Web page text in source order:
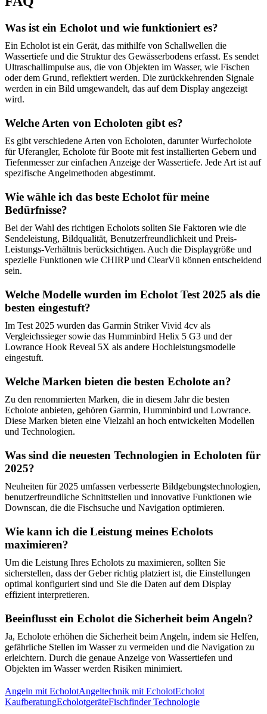
Was ist ein Echolot und wie funktioniert es?
Ein Echolot ist ein Gerät, das mithilfe von Schallwellen die
Wassertiefe und die Struktur des Gewässerbodens erfasst. Es sendet
Ultraschallimpulse aus, die von Objekten im Wasser, wie Fischen
oder dem Grund, reflektiert werden. Die zurückkehrenden Signale
werden in ein Bild umgewandelt, das auf dem Display angezeigt
wird.
Welche Arten von Echoloten gibt es?
Es gibt verschiedene Arten von Echoloten, darunter Wurfecholote
für Uferangler, Echolote für Boote mit fest installierten Gebern und
Tiefenmesser zur einfachen Anzeige der Wassertiefe. Jede Art ist auf
spezifische Angelmethoden abgestimmt.
Wie wähle ich das beste Echolot für meine
Bedürfnisse?
Bei der Wahl des richtigen Echolots sollten Sie Faktoren wie die
Sendeleistung, Bildqualität, Benutzerfreundlichkeit und Preis-
Leistungs-Verhältnis berücksichtigen. Auch die Displaygröße und
spezielle Funktionen wie CHIRP und ClearVü können entscheidend
sein.
Welche Modelle wurden im Echolot Test 2025 als die
besten eingestuft?
Im Test 2025 wurden das Garmin Striker Vivid 4cv als
Vergleichssieger sowie das Humminbird Helix 5 G3 und der
Lowrance Hook Reveal 5X als andere Hochleistungsmodelle
eingestuft.
Welche Marken bieten die besten Echolote an?
Zu den renommierten Marken, die in diesem Jahr die besten
Echolote anbieten, gehören Garmin, Humminbird und Lowrance.
Diese Marken bieten eine Vielzahl an hoch entwickelten Modellen
und Technologien.
Was sind die neuesten Technologien in Echoloten für
2025?
Neuheiten für 2025 umfassen verbesserte Bildgebungstechnologien,
benutzerfreundliche Schnittstellen und innovative Funktionen wie
Downscan, die die Fischsuche und Navigation optimieren.
Wie kann ich die Leistung meines Echolots
maximieren?
Um die Leistung Ihres Echolots zu maximieren, sollten Sie
sicherstellen, dass der Geber richtig platziert ist, die Einstellungen
optimal konfiguriert sind und Sie die Daten auf dem Display
effizient interpretieren.
Beeinflusst ein Echolot die Sicherheit beim Angeln?
Ja, Echolote erhöhen die Sicherheit beim Angeln, indem sie Helfen,
gefährliche Stellen im Wasser zu vermeiden und die Navigation zu
erleichtern. Durch die genaue Anzeige von Wassertiefen und
Objekten im Wasser werden Risiken minimiert.
Angeln mit EcholotAngeltechnik mit EcholotEcholot
KaufberatungEcholotgeräteFischfinder Technologie